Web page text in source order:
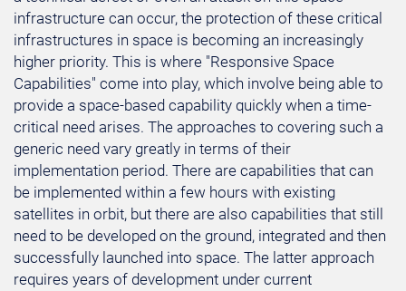
infrastructure can occur, the protection of these critical
infrastructures in space is becoming an increasingly
higher priority. This is where "Responsive Space
Capabilities" come into play, which involve being able to
provide a space-based capability quickly when a time-
critical need arises. The approaches to covering such a
generic need vary greatly in terms of their
implementation period. There are capabilities that can
be implemented within a few hours with existing
satellites in orbit, but there are also capabilities that still
need to be developed on the ground, integrated and then
successfully launched into space. The latter approach
requires years of development under current